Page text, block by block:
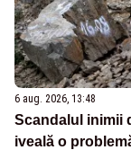
6 aug. 2026, 13:48
Scandalul inimii
iveală o